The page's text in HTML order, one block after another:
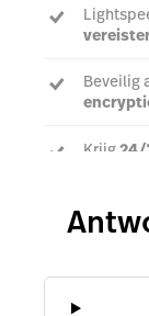
Beveilig
Krijg24/